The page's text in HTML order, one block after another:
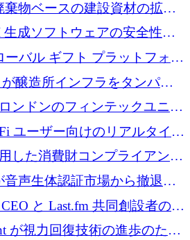
棄物ベースの建設資材の拡大
投資
成ソフトウェアの安全性を
1,500 万ドルを調達
ーバル ギフト プラットフォー
に 500 万ドルを調達
が醸造所インフラをタンパク
るために 700 万ユーロを調達
ンドンのフィンテックユニコ
、オリバー・プリル氏
ユーザー向けのリアルタイム
レイヤーを構築するために
200 万ドルを調達
した消費財コンプライアンス
ムのために 400 万ドルを調達
音声生体認証市場から撤退す
が54万6,000ポンドのプレシ
CEO と Last.fm 共同創設者の支
ルス撤退
が視力回復技術の進歩のため